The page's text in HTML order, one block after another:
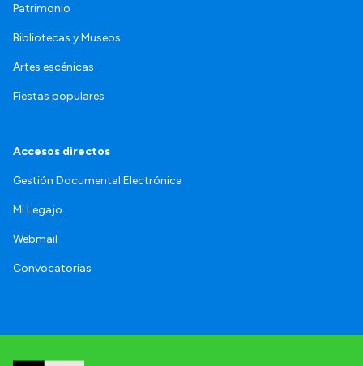
Patrimonio
Bibliotecas y Museos
Artes escénicas
Fiestas populares
Accesos directos
Gestión Documental Electrónica
Mi Legajo
Webmail
Convocatorias